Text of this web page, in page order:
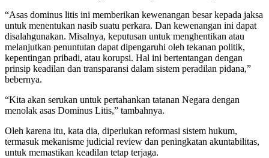
“Asas dominus litis ini memberikan kewenangan besar kepada jaksa
untuk menentukan nasib suatu perkara. Dan kewenangan ini dapat
disalahgunakan. Misalnya, keputusan untuk menghentikan atau
melanjutkan penuntutan dapat dipengaruhi oleh tekanan politik,
kepentingan pribadi, atau korupsi. Hal ini bertentangan dengan
prinsip keadilan dan transparansi dalam sistem peradilan pidana,”
bebernya.
“Kita akan serukan untuk pertahankan tatanan Negara dengan
menolak asas Dominus Litis,” tambahnya.
Oleh karena itu, kata dia, diperlukan reformasi sistem hukum,
termasuk mekanisme judicial review dan peningkatan akuntabilitas,
untuk memastikan keadilan tetap terjaga.